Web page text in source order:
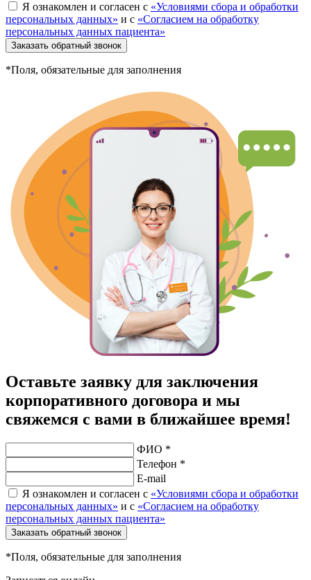
Я ознакомлен и согласен с «Условиями сбора и обработки
персональных данных» и с «Согласием на обработку
персональных данных пациента»
Заказать обратный звонок
*Поля, обязательные для заполнения
Оставьте заявку для заключения
корпоративного договора и мы
свяжемся с вами в ближайшее время!
ФИО *
Телефон *
E-mail
Я ознакомлен и согласен с «Условиями сбора и обработки
персональных данных» и с «Согласием на обработку
персональных данных пациента»
Заказать обратный звонок
*Поля, обязательные для заполнения